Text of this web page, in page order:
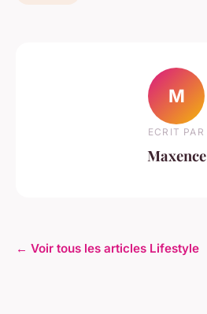
M
ECRIT PAR
Maxence
← Voir tous les articles Lifestyle